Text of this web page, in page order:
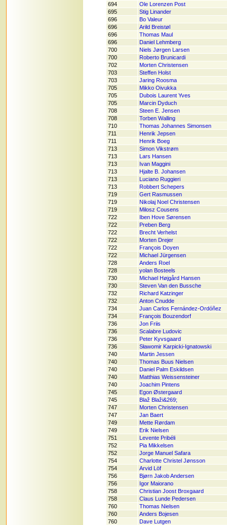
694
Ole Lorenzen Post
695
Stig Linander
696
Bo Valeur
696
Arild Breistøl
696
Thomas Maul
696
Daniel Lehmberg
700
Niels Jørgen Larsen
700
Roberto Brunicardi
702
Morten Christensen
703
Steffen Holst
703
Jaring Roosma
705
Mikko Oivukka
705
Dubois Laurent Yves
705
Marcin Dyduch
708
Steen E. Jensen
708
Torben Walling
710
Thomas Johannes Simonsen
711
Henrik Jepsen
711
Henrik Boeg
713
Simon Vikstrøm
713
Lars Hansen
713
Ivan Maggini
713
Hjalte B. Johansen
713
Luciano Ruggieri
713
Robbert Schepers
719
Gert Rasmussen
719
Nikolaj Noel Christensen
719
Milosz Cousens
722
Iben Hove Sørensen
722
Preben Berg
722
Brecht Verhelst
722
Morten Drejer
722
François Doyen
722
Michael Jürgensen
728
Anders Roel
728
yolan Bosteels
730
Michael Højgård Hansen
730
Steven Van den Bussche
732
Richard Katzinger
732
Anton Cnudde
734
Juan Carlos Fernández-Ordóñez
734
François Bouzendorf
736
Jon Friis
736
Scalabre Ludovic
736
Peter Kyvsgaard
736
Sławomir Karpicki-Ignatowski
740
Martin Jessen
740
Thomas Buus Nielsen
740
Daniel Palm Eskildsen
740
Matthias Weissensteiner
740
Joachim Pintens
745
Egon Østergaard
745
Blaž Blaži&269;
747
Morten Christensen
747
Jan Baert
749
Mette Rørdam
749
Erik Nielsen
751
Levente Pribéli
752
Pia Mikkelsen
752
Jorge Manuel Safara
754
Charlotte Christel Jønsson
754
Arvid Löf
756
Bjørn Jakob Andersen
756
Igor Maiorano
758
Christian Joost Broxgaard
758
Claus Lunde Pedersen
760
Thomas Nielsen
760
Anders Bojesen
760
Dave Lutgen